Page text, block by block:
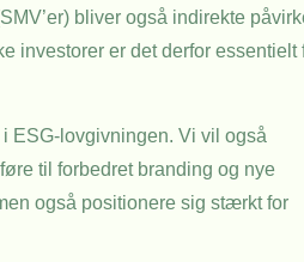
bliver også indirekte
investorer er det derfor essentielt
ESG-lovgivningen. Vi vil også
til forbedret branding og nye
også positionere sig stærkt for